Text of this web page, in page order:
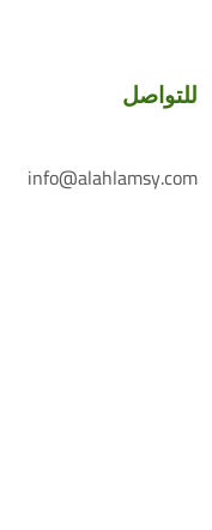
للتواصل
info@alahlamsy.com